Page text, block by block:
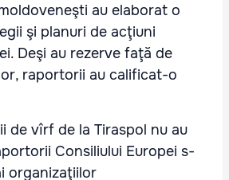
au elaborat o
şi planuri de acţiuni
Deşi au rezerve faţă de
raportorii au calificat-o
de vîrf de la Tiraspol nu au
Consiliului Europei s-
organizaţiilor